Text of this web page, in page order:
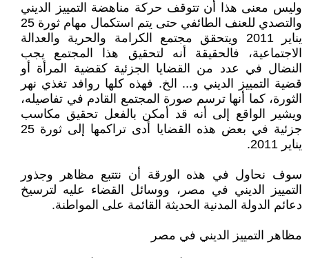
وليس معنى هذا أن تتوقف حركة مناهضة التمييز الديني
والتصدي للعنف الطائفي حتى يتم استكمال مهام ثورة 25
يناير 2011 ويتحقق مجتمع الكرامة والحرية والعدالة
الاجتماعية، فالحقيقة أنه لتحقيق هذا المجتمع يجب
النضال في عدد من القضايا الجزئية كقضية المرأة أو
قضية التمييز الديني و... الخ. فهذه كلها روافد تغذي نهر
الثورة، كما أنها ترسم صورة المجتمع القادم في تفاصيله،
ويشير الواقع إلى أنه قد أمكن بالفعل تحقيق مكاسب
جزئية في بعض هذه القضايا أدى تراكمها إلى ثورة 25
يناير 2011.
سوف نحاول في هذه الورقة أن نتتبع مظاهر وجذور
التمييز الديني في مصر، ووسائل القضاء عليه لترسيخ
دعائم الدولة المدنية الحديثة القائمة على المواطنة.
مظاهر التمييز الديني في مصر